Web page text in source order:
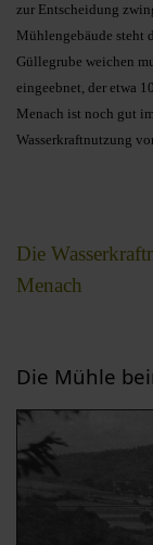
zur Entscheidung
Mühlengebäude steht
Güllegrube weichen
eingeebnet, der etwa
Menach ist noch gut
Wasserkraftnutzung
Die
Menach
Die Mühle